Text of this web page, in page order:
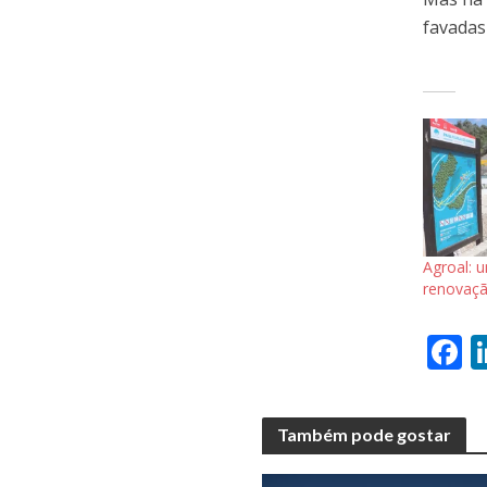
Agroal:
F
e
b
Também pode gostar